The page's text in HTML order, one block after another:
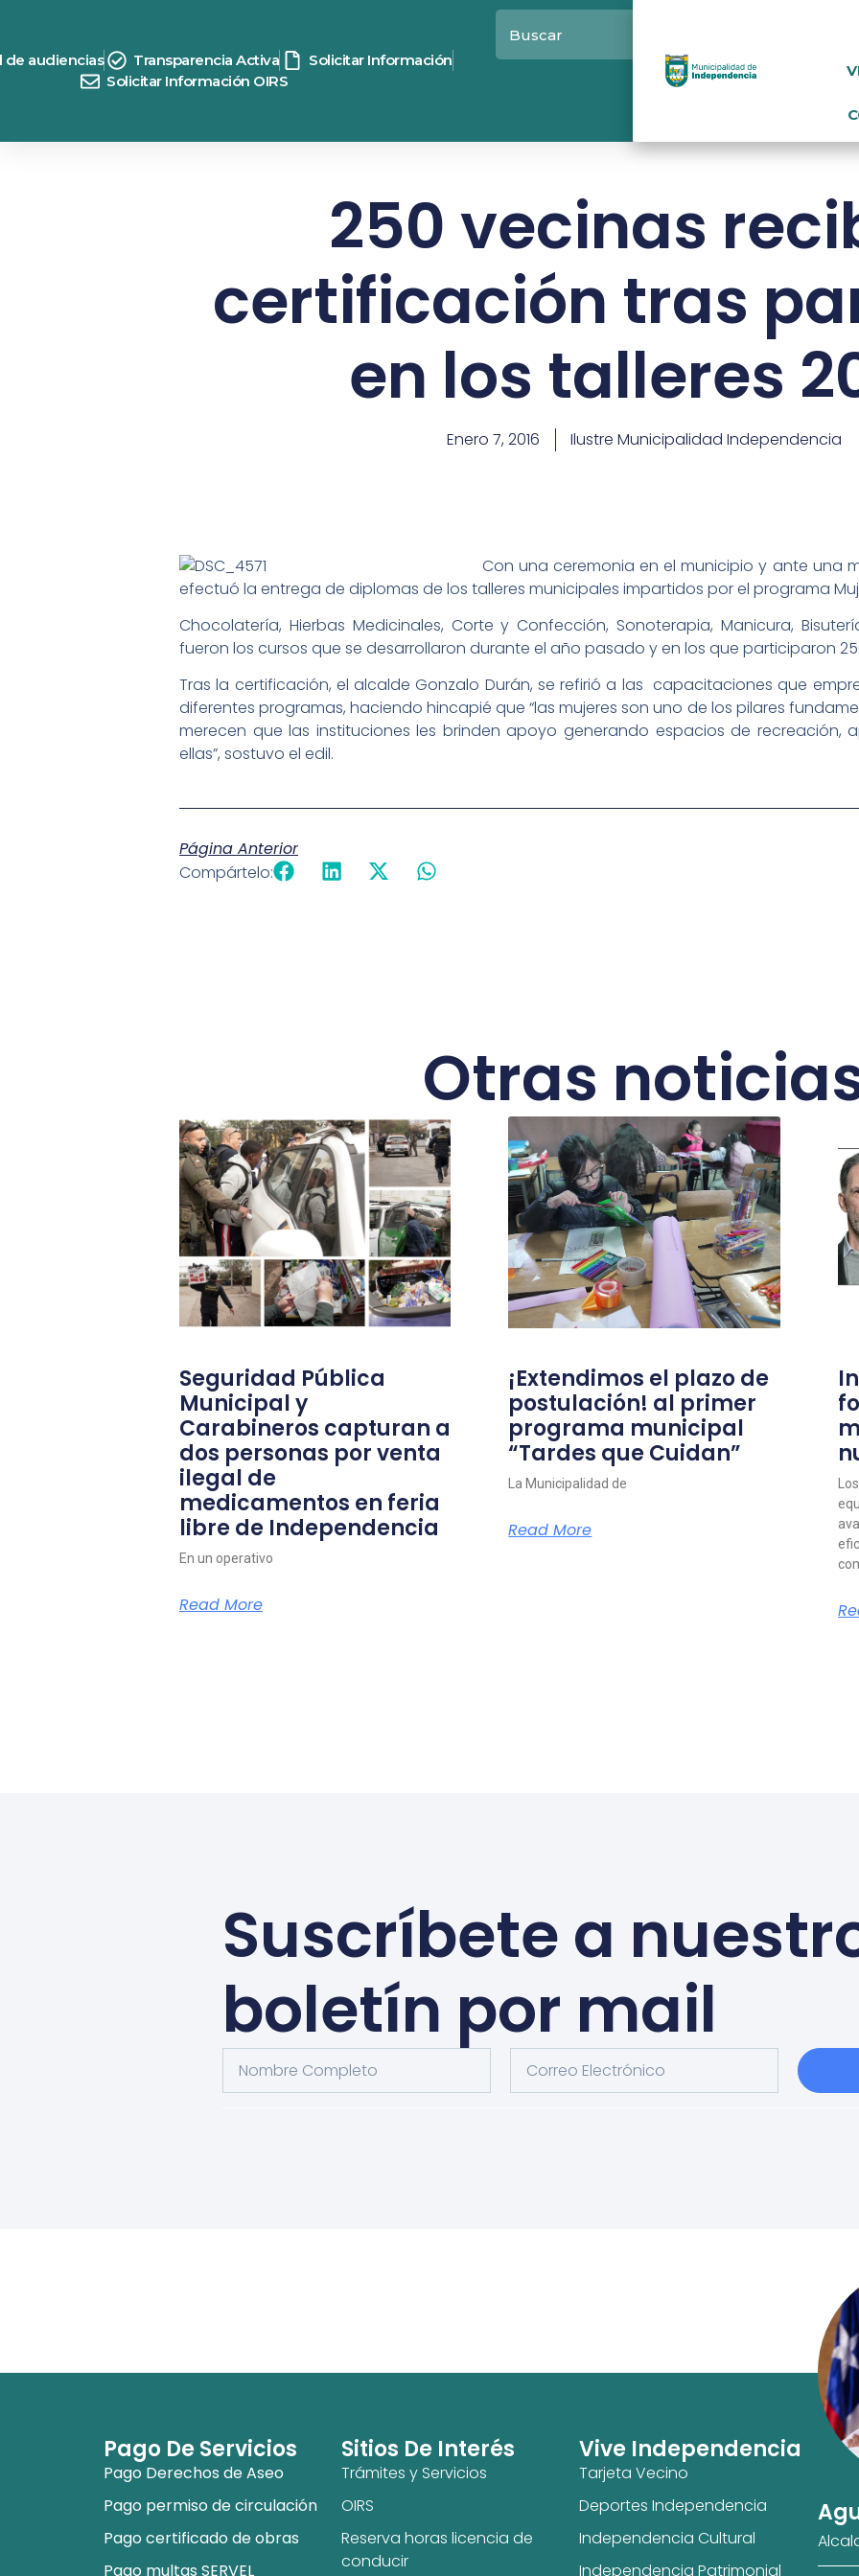
de audiencias Transparencia Activa
Solicitar Información
Solicitar Información OIRS
250 vecinas
certificación tras
en los talleres
Enero 7, 2016 Ilustre Municipalidad Independencia
Con una ceremonia en el municipio y ante una
efectuó la entrega de diplomas de los talleres municipales impartidos por el programa
Chocolatería, Hierbas Medicinales, Corte y Confección, Sonoterapia, Manicura,
fueron los cursos que se desarrollaron durante el año pasado y en los que participaron
Tras la certificación, el alcalde Gonzalo Durán, se refirió a las capacitaciones que
diferentes programas, haciendo hincapié que “las mujeres son uno de los pilares
merecen que las instituciones les brinden apoyo generando espacios de recreación,
ellas”, sostuvo el edil.
Página Anterior
Compártelo:
Otras
Seguridad Pública
Municipal y
Carabineros capturan a
dos personas por venta
ilegal de
medicamentos en feria
libre de Independencia
En un operativo
Read More
¡Extendimos el plazo de
postulación! al primer
programa municipal
“Tardes que Cuidan”
La Municipalidad de
Read More
Suscríbete a
boletín por mail
Pago De Servicios
Pago Derechos de Aseo
Pago permiso de circulación
Pago certificado de obras
Pago multas SERVEL
Sitios De Interés
Trámites y Servicios
OIRS
Reserva horas licencia de
conducir
Vive Independencia
Tarjeta Vecino
Deportes Independencia
Independencia Cultural
Independencia Patrimonial